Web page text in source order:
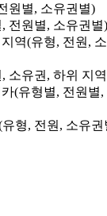
원별, 소유권별)
전원별, 소유권별)
역(유형, 전원,
소유권, 하위 지
(유형별, 전원별,
형, 전원, 소유권